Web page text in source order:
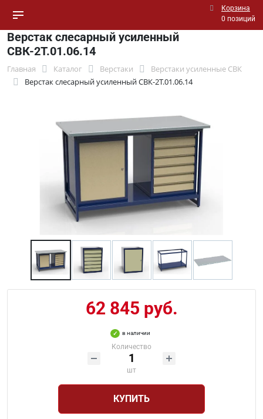
Корзина
0 позиций
Верстак слесарный усиленный
СВК-2Т.01.06.14
Главная Каталог Верстаки
Верстаки усиленные СВК
Верстак слесарный усиленный СВК-2Т.01.06.14
62 845 руб.
в наличии
Количество
шт
КУПИТЬ